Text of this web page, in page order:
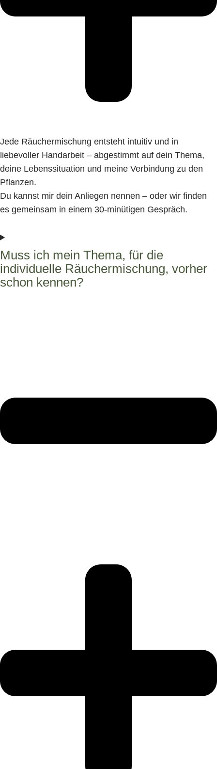
Jede Räuchermischung entsteht intuitiv und in
liebevoller Handarbeit – abgestimmt auf dein Thema,
deine Lebenssituation und meine Verbindung zu den
Pflanzen.
Du kannst mir dein Anliegen nennen – oder wir finden
es gemeinsam in einem 30-minütigen Gespräch.
Muss ich mein Thema, für die
individuelle Räuchermischung, vorher
schon kennen?